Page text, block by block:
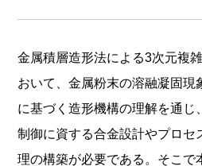
金属積層造形法による3次元複
おいて、金属粉末の溶融凝固現
に基づく造形機構の理解を通じ
制御に資する合金設計やプロセ
理の構築が必要である。そこで